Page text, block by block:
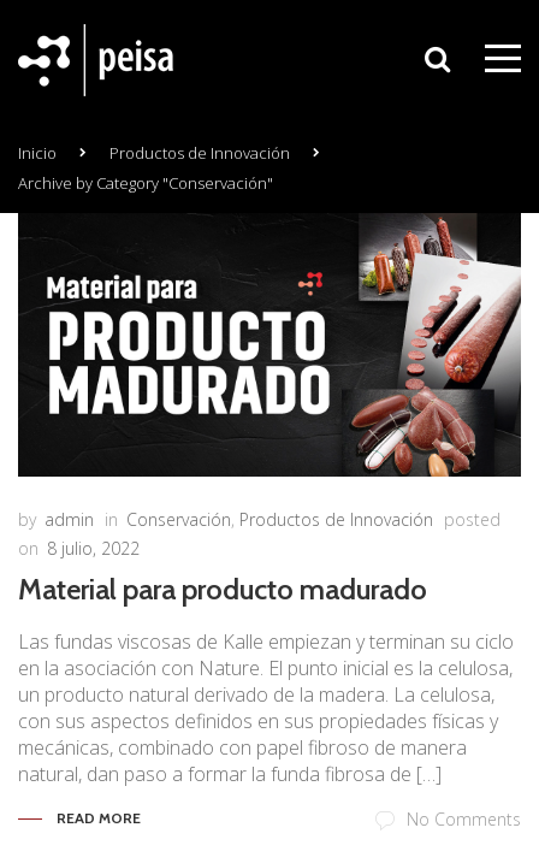
Inicio
Productos de Innovación
Archive by Category "Conservación"
by admin in Conservación, Productos de Innovación posted
on 8 julio, 2022
Material para producto madurado
Las fundas viscosas de Kalle empiezan y terminan su ciclo
en la asociación con Nature. El punto inicial es la celulosa,
un producto natural derivado de la madera. La celulosa,
con sus aspectos definidos en sus propiedades físicas y
mecánicas, combinado con papel fibroso de manera
natural, dan paso a formar la funda fibrosa de […]
READ MORE No Comments